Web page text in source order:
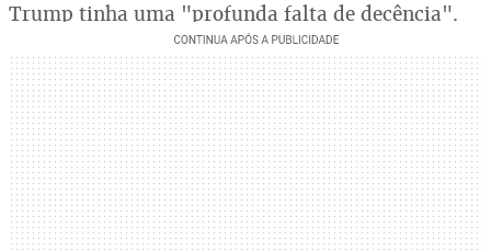
Trump tinha uma "profunda falta de decência".